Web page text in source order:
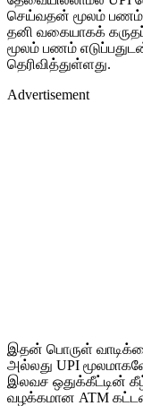
செய்வதன் மூலம் பணம்
தனி வகையாகக்
மூலம் பணம்
தெரிவித்துள்ளது.
Advertisement
இதன் பொருள்
அல்லது UPI
இலவச ஒதுக்கீட்டின் கீழ்
வழக்கமான ATM